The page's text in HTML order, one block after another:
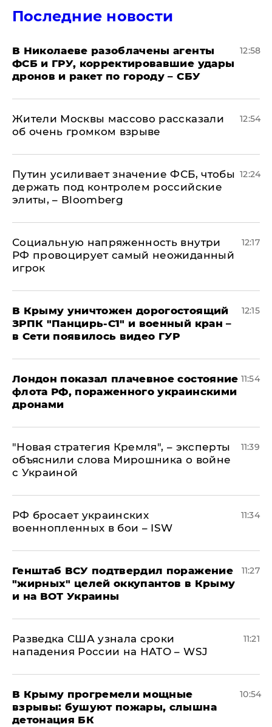
Последние новости
В Николаеве разоблачены агенты
ФСБ и ГРУ, корректировавшие удары
дронов и ракет по городу – СБУ
12:58
Жители Москвы массово рассказали
об очень громком взрыве
12:54
Путин усиливает значение ФСБ, чтобы
держать под контролем российские
элиты, – Bloomberg
12:24
Социальную напряженность внутри
РФ провоцирует самый неожиданный
игрок
12:17
В Крыму уничтожен дорогостоящий
ЗРПК "Панцирь-С1" и военный кран –
в Сети появилось видео ГУР
12:15
Лондон показал плачевное состояние
флота РФ, пораженного украинскими
дронами
11:54
"Новая стратегия Кремля", – эксперты
объяснили слова Мирошника о войне
с Украиной
11:39
РФ бросает украинских
военнопленных в бои – ISW
11:34
Генштаб ВСУ подтвердил поражение
"жирных" целей оккупантов в Крыму
и на ВОТ Украины
11:27
Разведка США узнала сроки
нападения России на НАТО – WSJ
11:21
В Крыму прогремели мощные
взрывы: бушуют пожары, слышна
детонация БК
10:54